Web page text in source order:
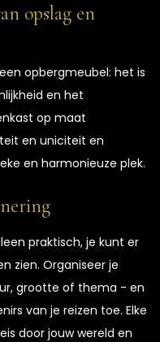
opslag en
opbergmeubel: het is
en het
op maat
en uniciteit en
en harmonieuze plek.
praktisch, je kunt er
zien. Organiseer je
grootte of thema - en
van je reizen toe. Elke
door jouw wereld en